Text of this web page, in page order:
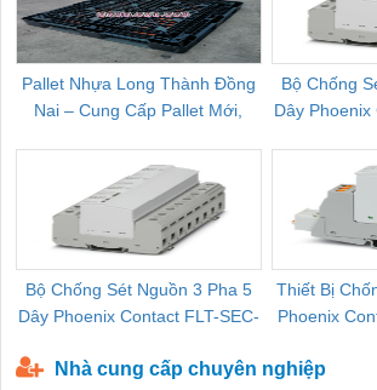
Pallet Nhựa Long Thành Đồng
Nai – Cung Cấp Pallet Mới,
Bộ Chống
Dây Phoenix
Bộ Chống Sét Nguồn 3 Pha 5
Dây Phoenix Contact FLT-SEC-
Thiết Bị
Phoenix
Nhà cung cấp chuyên nghiệp